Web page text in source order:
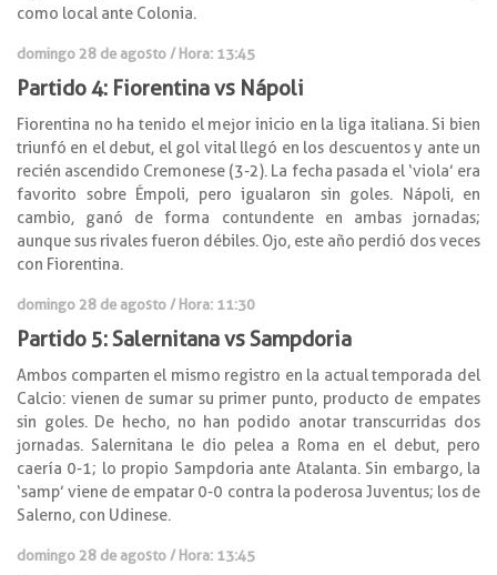
como local ante Colonia.
domingo 28 de agosto / Hora: 13:45
Partido 4: Fiorentina vs Nápoli
Fiorentina no ha tenido el mejor inicio en la liga italiana. Si bien
triunfó en el debut, el gol vital llegó en los descuentos y ante un
recién ascendido Cremonese (3-2). La fecha pasada el ‘viola’ era
favorito sobre Émpoli, pero igualaron sin goles. Nápoli, en
cambio, ganó de forma contundente en ambas jornadas;
aunque sus rivales fueron débiles. Ojo, este año perdió dos veces
con Fiorentina.
domingo 28 de agosto / Hora: 11:30
Partido 5: Salernitana vs Sampdoria
Ambos comparten el mismo registro en la actual temporada del
Calcio: vienen de sumar su primer punto, producto de empates
sin goles. De hecho, no han podido anotar transcurridas dos
jornadas. Salernitana le dio pelea a Roma en el debut, pero
caería 0-1; lo propio Sampdoria ante Atalanta. Sin embargo, la
‘samp’ viene de empatar 0-0 contra la poderosa Juventus; los de
Salerno, con Udinese.
domingo 28 de agosto / Hora: 13:45